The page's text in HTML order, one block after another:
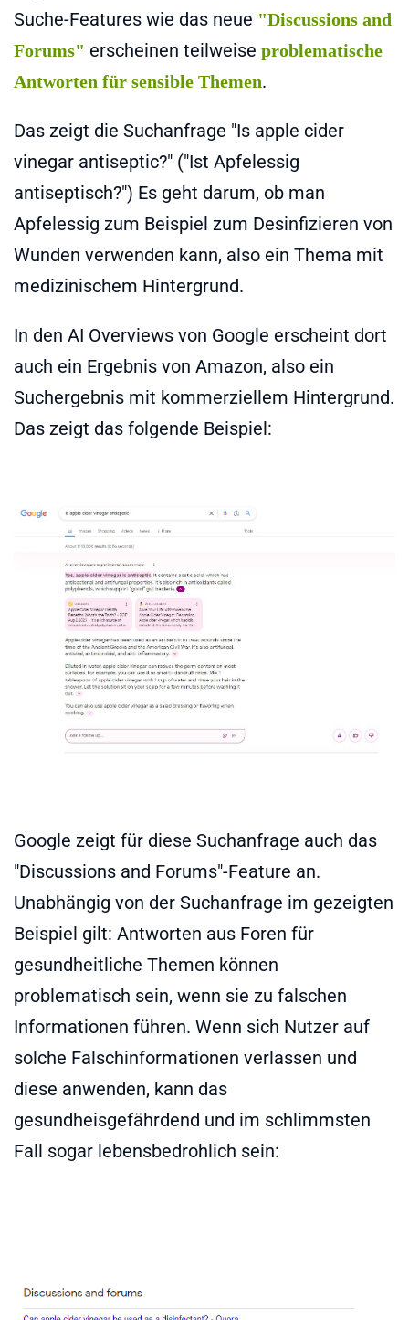
Suche-Features wie das neue "Discussions and
Forums" erscheinen teilweise problematische
Antworten für sensible Themen.
Das zeigt die Suchanfrage "Is apple cider
vinegar antiseptic?" ("Ist Apfelessig
antiseptisch?") Es geht darum, ob man
Apfelessig zum Beispiel zum Desinfizieren von
Wunden verwenden kann, also ein Thema mit
medizinischem Hintergrund.
In den AI Overviews von Google erscheint dort
auch ein Ergebnis von Amazon, also ein
Suchergebnis mit kommerziellem Hintergrund.
Das zeigt das folgende Beispiel:
Google zeigt für diese Suchanfrage auch das
"Discussions and Forums"-Feature an.
Unabhängig von der Suchanfrage im gezeigten
Beispiel gilt: Antworten aus Foren für
gesundheitliche Themen können
problematisch sein, wenn sie zu falschen
Informationen führen. Wenn sich Nutzer auf
solche Falschinformationen verlassen und
diese anwenden, kann das
gesundheisgefährdend und im schlimmsten
Fall sogar lebensbedrohlich sein: